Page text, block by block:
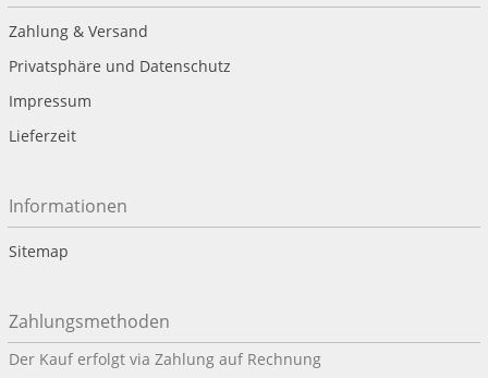
Zahlung & Versand
Privatsphäre und Datenschutz
Impressum
Lieferzeit
Informationen
Sitemap
Zahlungsmethoden
Der Kauf erfolgt via Zahlung auf Rechnung